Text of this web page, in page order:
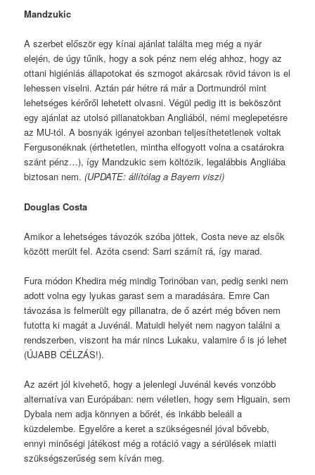
Mandzukic
A szerbet először egy kínai ajánlat találta meg még a nyár
elején, de úgy tűnik, hogy a sok pénz nem elég ahhoz, hogy az
ottani higiéniás állapotokat és szmogot akárcsak rövid távon is el
lehessen viselni. Aztán pár hétre rá már a Dortmundról mint
lehetséges kérőről lehetett olvasni. Végül pedig itt is beköszönt
egy ajánlat az utolsó pillanatokban Angliából, némi meglepetésre
az MU-tól. A bosnyák igényei azonban teljesíthetetlenek voltak
Fergusonéknak (érthetetlen, mintha elfogyott volna a csatárokra
szánt pénz…), így Mandzukic sem költözik, legalábbis Angliába
biztosan nem.(UPDATE: állítólag a Bayern viszi)
Douglas Costa
Amikor a lehetséges távozók szóba jöttek, Costa neve az elsők
között merült fel. Azóta csend: Sarri számít rá, így marad.
Fura módon Khedira még mindig Torinóban van, pedig senki nem
adott volna egy lyukas garast sem a maradására. Emre Can
távozása is felmerült egy pillanatra, de ő azért még bőven nem
futotta ki magát a Juvénál. Matuidi helyét nem nagyon találni a
rendszerben, viszont ha már nincs Lukaku, valamire ő is jó lehet
(ÚJABB CÉLZÁS!).
Az azért jól kivehető, hogy a jelenlegi Juvénál kevés vonzóbb
alternatíva van Európában: nem véletlen, hogy sem Higuain, sem
Dybala nem adja könnyen a bőrét, és inkább beleáll a
küzdelembe. Egyelőre a keret a szükségesnél jóval bővebb,
ennyi minőségi játékost még a rotáció vagy a sérülések miatti
szükségszerűség sem kíván meg.